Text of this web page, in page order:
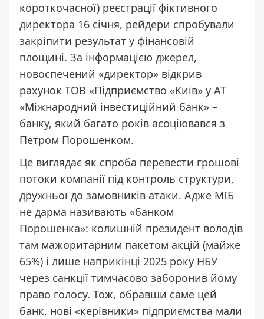
короткочасної) реєстрації фіктивного
директора 16 січня, рейдери спробували
закріпити результат у фінансовій
площині. За інформацією джерел,
новоспечений «директор» відкрив
рахунок ТОВ «Підприємство «Київ» у АТ
«Міжнародний інвестиційний банк» –
банку, який багато років асоціювався з
Петром Порошенком.
Це виглядає як спроба перевести грошові
потоки компанії під контроль структури,
дружньої до замовників атаки. Адже МІБ
не дарма називають «банком
Порошенка»: колишній президент володів
там мажоритарним пакетом акцій (майже
65%) і лише наприкінці 2025 року НБУ
через санкції тимчасово заборонив йому
право голосу. Тож, обравши саме цей
банк, нові «керівники» підприємства мали